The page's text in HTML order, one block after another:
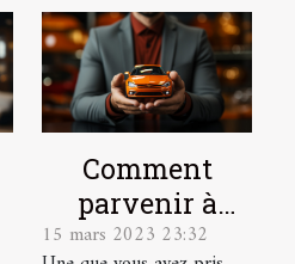
Comment
parvenir à
dénicher une
15 mars 2023 23:32